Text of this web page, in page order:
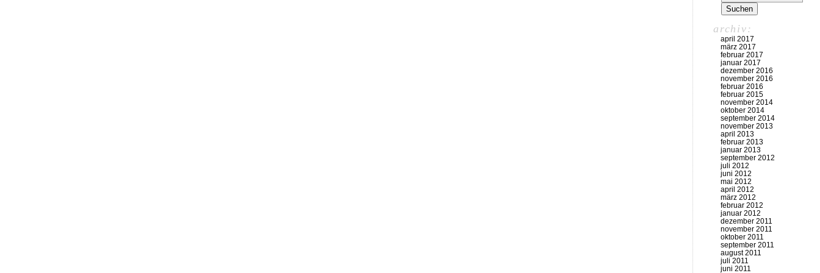
archiv:
april 2017
märz 2017
februar 2017
januar 2017
dezember 2016
november 2016
februar 2016
februar 2015
november 2014
oktober 2014
september 2014
november 2013
april 2013
februar 2013
januar 2013
september 2012
juli 2012
juni 2012
mai 2012
april 2012
märz 2012
februar 2012
januar 2012
dezember 2011
november 2011
oktober 2011
september 2011
august 2011
juli 2011
juni 2011